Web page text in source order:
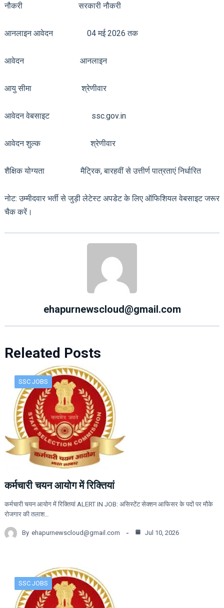
नौकरी सरकारी नौकरी
आनलाइन आवेदन 04 मई 2026 तक
आवेदन आनलाइन
आयु सीमा श्रेणीवार
आवेदन वेबसाइट ssc.gov.in
आवेदन शुल्क श्रेणीवार
शैक्षिक योग्यता मैट्रिक, बारहवीं से उत्तीर्ण पात्रताएं निर्धारित
नोट: उम्मीदवार भर्ती से जुड़ी लेटेस्ट अपडेट के लिए ऑफिशियल वेबसाइट जरूर
चैक करें।
ehapurnewscloud@gmail.com
Releated Posts
SSC JOBS
कर्मचारी चयन आयोग में रिक्तियां
कर्मचारी चयन आयोग में रिक्तियां ALERT IN JOB: असिस्टेंट सेक्शन आफिसर के पदों पर मौके
रोजगार की तलाश…
By ehapurnewscloud@gmail.com Jul 10, 2026
SSC JOBS